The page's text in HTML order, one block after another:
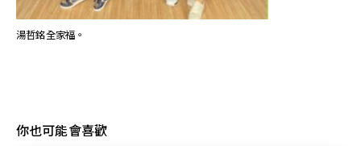
湯哲銘全家福。
你也可能會喜歡